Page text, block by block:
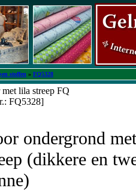
stoffen » FQ5328
lila streep FQ
FQ5328]
ondergrond
(dikkere en